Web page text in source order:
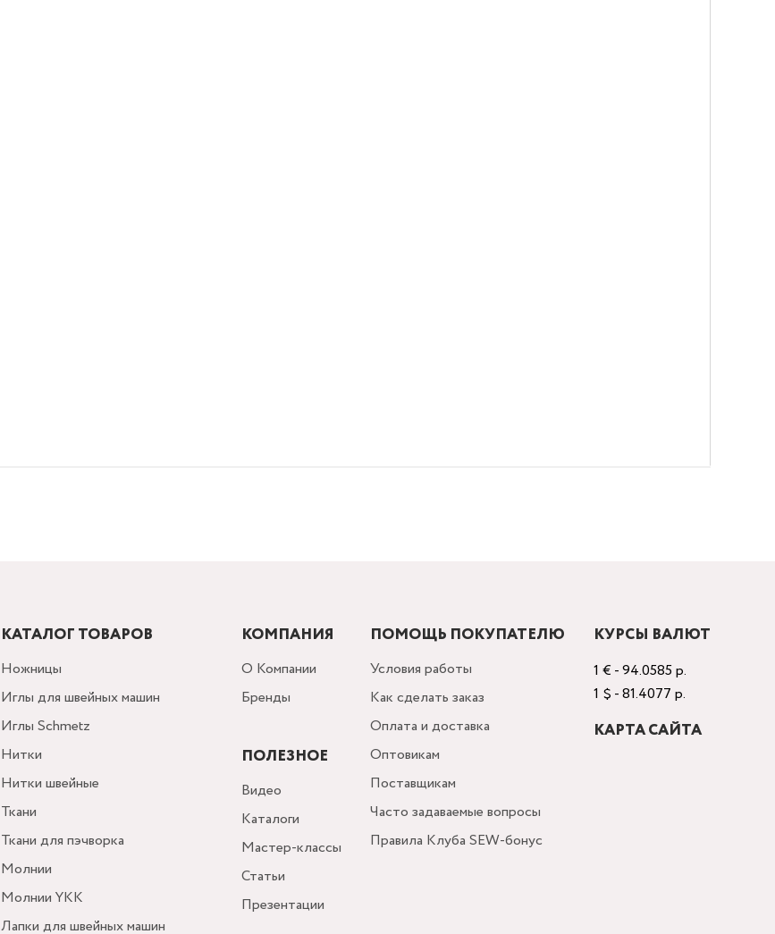
КАТАЛОГ ТОВАРОВ
Ножницы
Иглы для швейных машин
Иглы Schmetz
Нитки
Нитки швейные
Ткани
Ткани для пэчворка
Молнии
Молнии YKK
Лапки для швейных машин
КОМПАНИЯ
О Компании
Бренды
ПОЛЕЗНОЕ
Видео
Каталоги
Мастер-классы
Статьи
Презентации
ПОМОЩЬ ПОКУПАТЕЛЮ
Условия работы
Как сделать заказ
Оплата и доставка
Оптовикам
Поставщикам
Часто задаваемые вопросы
Правила Клуба SEW-бонус
КУРСЫ ВАЛЮТ
1 € - 94.0585 р.
1 $ - 81.4077 р.
КАРТА САЙТА